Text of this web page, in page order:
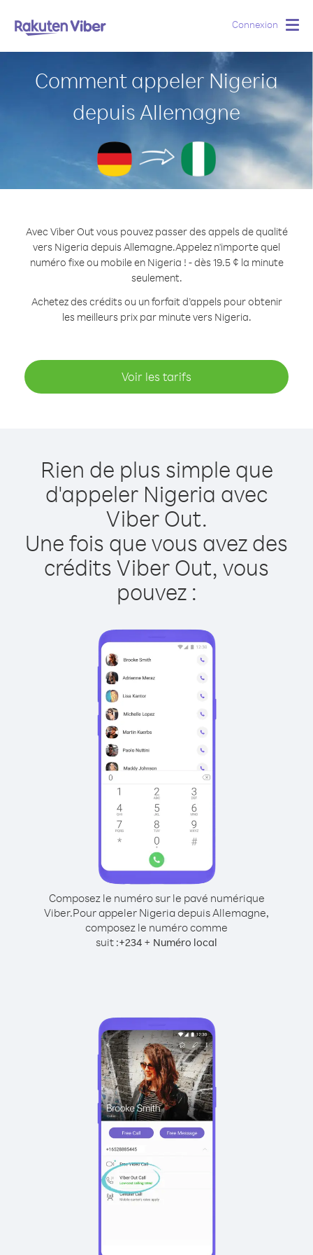
Connexion
Comment appeler Nigeria
depuis Allemagne
Avec Viber Out vous pouvez passer des appels de qualité
vers Nigeria depuis Allemagne.Appelez n'importe quel
numéro fixe ou mobile en Nigeria ! - dès 19.5 ¢ la minute
seulement.
Achetez des crédits ou un forfait d’appels pour obtenir
les meilleurs prix par minute vers Nigeria.
Voir les tarifs
Rien de plus simple que
d'appeler Nigeria avec
Viber Out.
Une fois que vous avez des
crédits Viber Out, vous
pouvez :
Composez le numéro sur le pavé numérique
Viber.Pour appeler Nigeria depuis Allemagne,
composez le numéro comme
suit :+234 + Numéro local